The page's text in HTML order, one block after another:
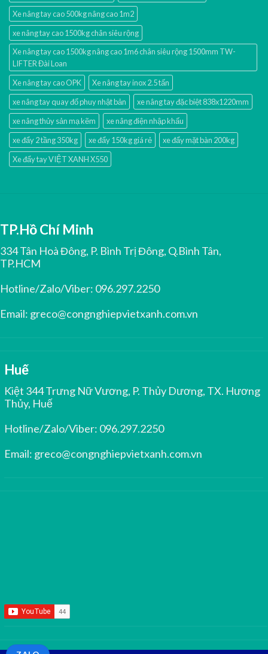
Xe nâng tay cao 500kg nâng cao 1m2
xe nâng tay cao 1500kg chân siêu rộng
Xe nâng tay cao 1500kg nâng cao 1m6 chân siêu rộng 1500mm TW-
LIFTER Đài Loan
Xe nâng tay cao OPK
Xe nâng tay inox 2.5 tấn
xe nâng tay quay đổ phuy nhật bản
xe nâng tay đặc biệt 838x1220mm
xe nâng thủy sản mạ kẽm
xe nâng điện nhập khấu
xe đẩy 2 tầng 350kg
xe đẩy 150kg giá rẻ
xe đẩy mặt bàn 200kg
Xe đẩy tay VIỆT XANH X550
TP.Hồ Chí Minh
334 Tân Hoà Đông, P. Bình Trị Đông, Q.Bình Tân,
TP.HCM
Hotline/Zalo/Viber: 096.297.2250
Email: greco@congnghiepvietxanh.com.vn
Huế
Kiệt 344 Trưng Nữ Vương, P. Thủy Dương, TX. Hương
Thủy, Huế
Hotline/Zalo/Viber: 096.297.2250
Email: greco@congnghiepvietxanh.com.vn